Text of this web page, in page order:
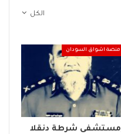
الكل
منصة اشواق السودان
_مستشفى شرطة دنقلا